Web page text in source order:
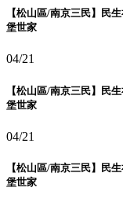
【松山區/南京三民】民
堡世家
04/21
【松山區/南京三民】民
堡世家
04/21
【松山區/南京三民】民
堡世家